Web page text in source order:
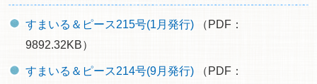
すまいる＆ピース215号(1月発行)（PDF：
9892.32KB）
すまいる＆ピース214号(9月発行)（PDF：